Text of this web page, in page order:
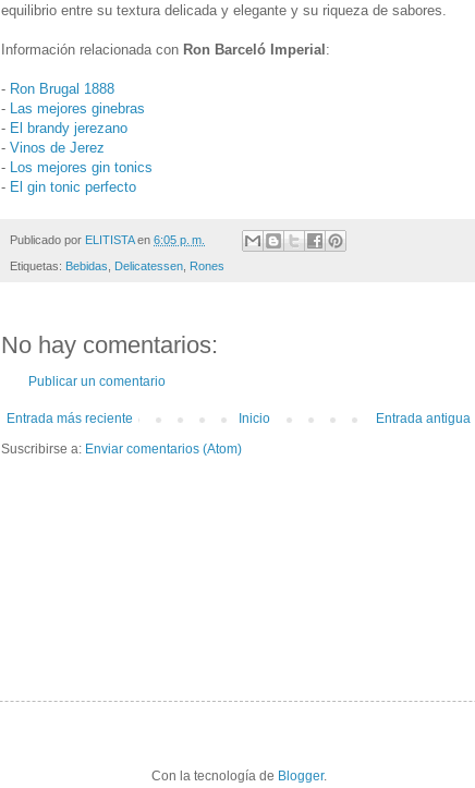
equilibrio entre su textura delicada y elegante y su riqueza de sabores.
Información relacionada con Ron Barceló Imperial:
- Ron Brugal 1888
- Las mejores ginebras
- El brandy jerezano
- Vinos de Jerez
- Los mejores gin tonics
- El gin tonic perfecto
Publicado por ELITISTA en 6:05 p. m.
Etiquetas: Bebidas Delicatessen Rones
No hay comentarios:
Publicar un comentario
Entrada más reciente Entrada antigua
Inicio
Suscribirse a: Enviar comentarios (Atom)
Con la tecnología de Blogger.